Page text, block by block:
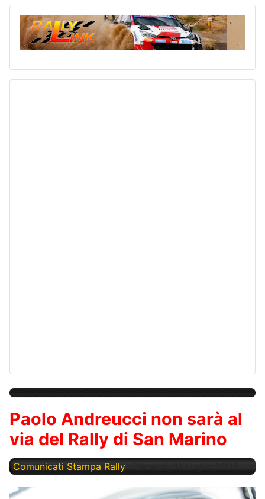
Paolo Andreucci non sarà al
via del Rally di San Marino
Comunicati Stampa Rally Venerdì, 11 Luglio 2025